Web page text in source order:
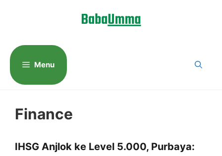
Menu
Finance
IHSG Anjlok ke Level 5.000, Purbaya: